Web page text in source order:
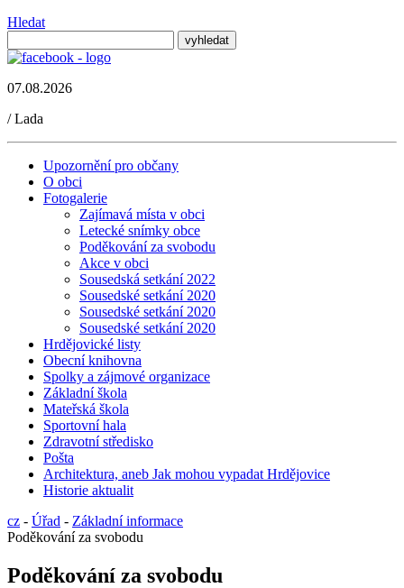
Hledat
07.08.2026
/Lada
Upozornění pro občany
O obci
Fotogalerie
Zajímavá místa v obci
Letecké snímky obce
Poděkování za svobodu
Akce v obci
Sousedská setkání 2022
Sousedské setkání 2020
Sousedské setkání 2020
Sousedské setkání 2020
Hrdějovické listy
Obecní knihovna
Spolky a zájmové organizace
Základní škola
Mateřská škola
Sportovní hala
Zdravotní středisko
Pošta
Architektura, aneb Jak mohou vypadat Hrdějovice
Historie aktualit
cz - Úřad - Základní informace
Poděkování za svobodu
Poděkování za svobodu